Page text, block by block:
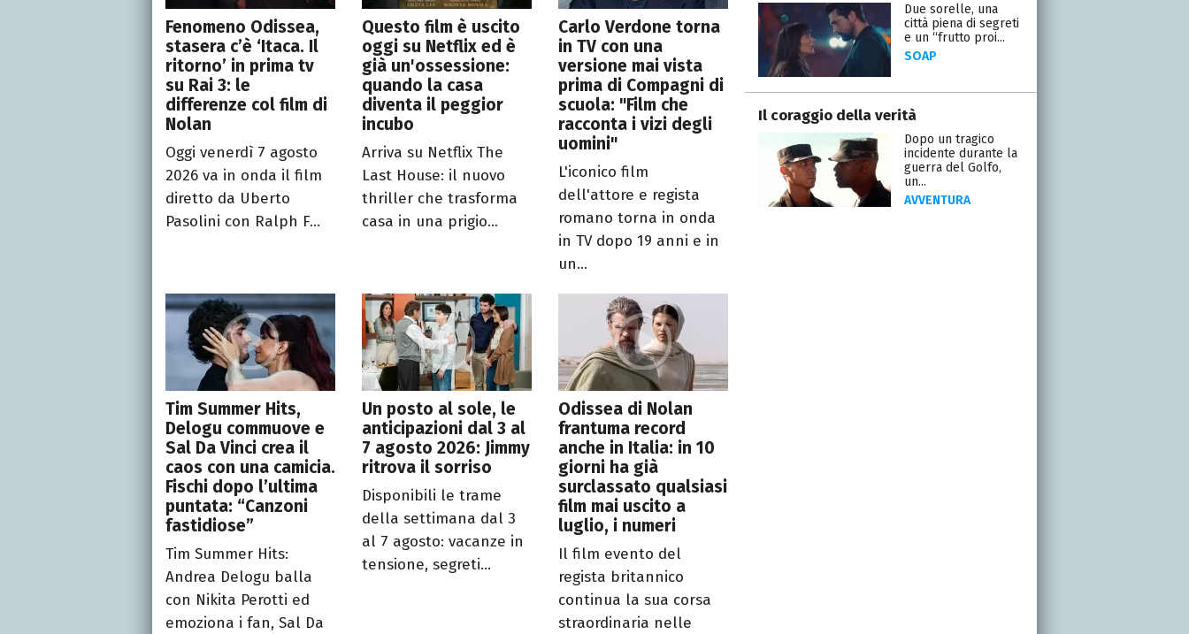
Fenomeno Odissea,
stasera c’è ‘Itaca. Il
ritorno’ in prima tv
su Rai 3: le
differenze col film di
Nolan
Oggi venerdì 7 agosto
2026 va in onda il film
diretto da Uberto
Pasolini con Ralph F...
Questo film è uscito
oggi su Netflix ed è
già un'ossessione:
quando la casa
diventa il peggior
incubo
Arriva su Netflix The
Last House: il nuovo
thriller che trasforma
casa in una prigio...
Carlo Verdone torna
in TV con una
versione mai vista
prima di Compagni di
scuola: "Film che
racconta i vizi degli
uomini"
L'iconico film
dell'attore e regista
romano torna in onda
in TV dopo 19 anni e in
un...
Tim Summer Hits,
Delogu commuove e
Sal Da Vinci crea il
caos con una camicia.
Fischi dopo l’ultima
puntata: “Canzoni
fastidiose”
Tim Summer Hits:
Andrea Delogu balla
con Nikita Perotti ed
emoziona i fan, Sal Da
Un posto al sole, le
anticipazioni dal 3 al
7 agosto 2026: Jimmy
ritrova il sorriso
Disponibili le trame
della settimana dal 3
al 7 agosto: vacanze in
tensione, segreti...
Odissea di Nolan
frantuma record
anche in Italia: in 10
giorni ha già
surclassato qualsiasi
film mai uscito a
luglio, i numeri
Il film evento del
regista britannico
continua la sua corsa
straordinaria nelle
Due sorelle, una
città piena di segreti
e un “frutto proi...
SOAP
Il coraggio della verità
Dopo un tragico
incidente durante la
guerra del Golfo,
un...
AVVENTURA